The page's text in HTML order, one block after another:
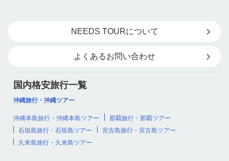
NEEDS TOURについて
よくあるお問い合わせ
国内格安旅行一覧
沖縄旅行・沖縄ツアー
沖縄本島旅行・沖縄本島ツアー
那覇旅行・那覇ツアー
石垣島旅行・石垣島ツアー
宮古島旅行・宮古島ツアー
久米島旅行・久米島ツアー